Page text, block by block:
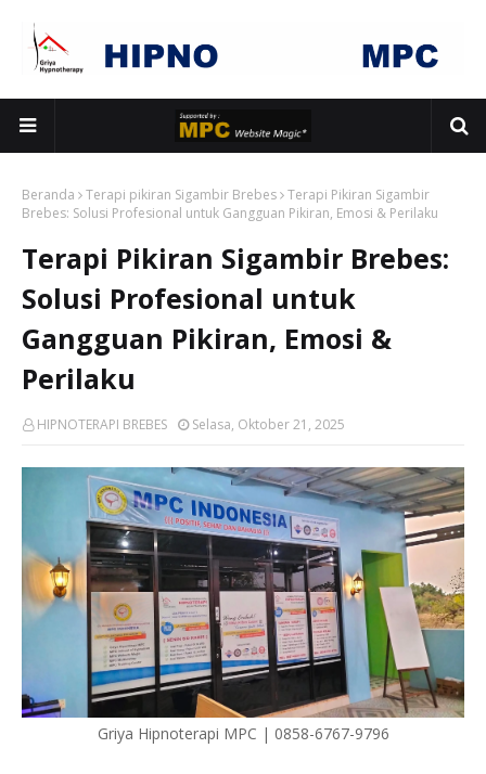
Beranda Terapi pikiran Sigambir Brebes Terapi Pikiran Sigambir
Brebes: Solusi Profesional untuk Gangguan Pikiran, Emosi & Perilaku
Terapi Pikiran Sigambir Brebes:
Solusi Profesional untuk
Gangguan Pikiran, Emosi &
Perilaku
HIPNOTERAPI BREBES Selasa, Oktober 21, 2025
Griya Hipnoterapi MPC | 0858-6767-9796